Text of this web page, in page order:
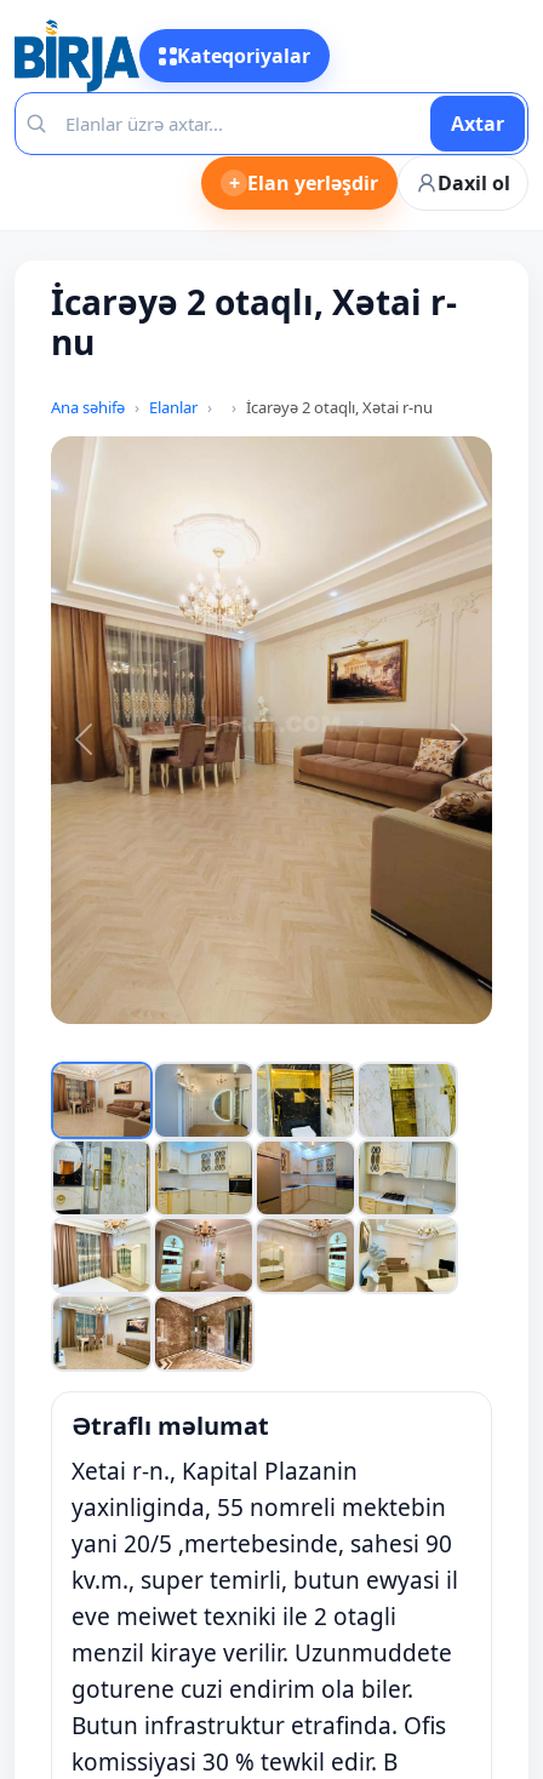
Kateqoriyalar
Axtar
+ Elan yerləşdir Daxil ol
İcarəyə 2 otaqlı, Xətai r-
nu
Ana səhifə Elanlar İcarəyə 2 otaqlı, Xətai r-nu
Prev Next
Ətraflı məlumat
Xetai r-n., Kapital Plazanin
yaxinliginda, 55 nomreli mektebin
yani 20/5 ,mertebesinde, sahesi 90
kv.m., super temirli, butun ewyasi il
eve meiwet texniki ile 2 otagli
menzil kiraye verilir. Uzunmuddete
goturene cuzi endirim ola biler.
Butun infrastruktur etrafinda. Ofis
komissiyasi 30 % tewkil edir. В